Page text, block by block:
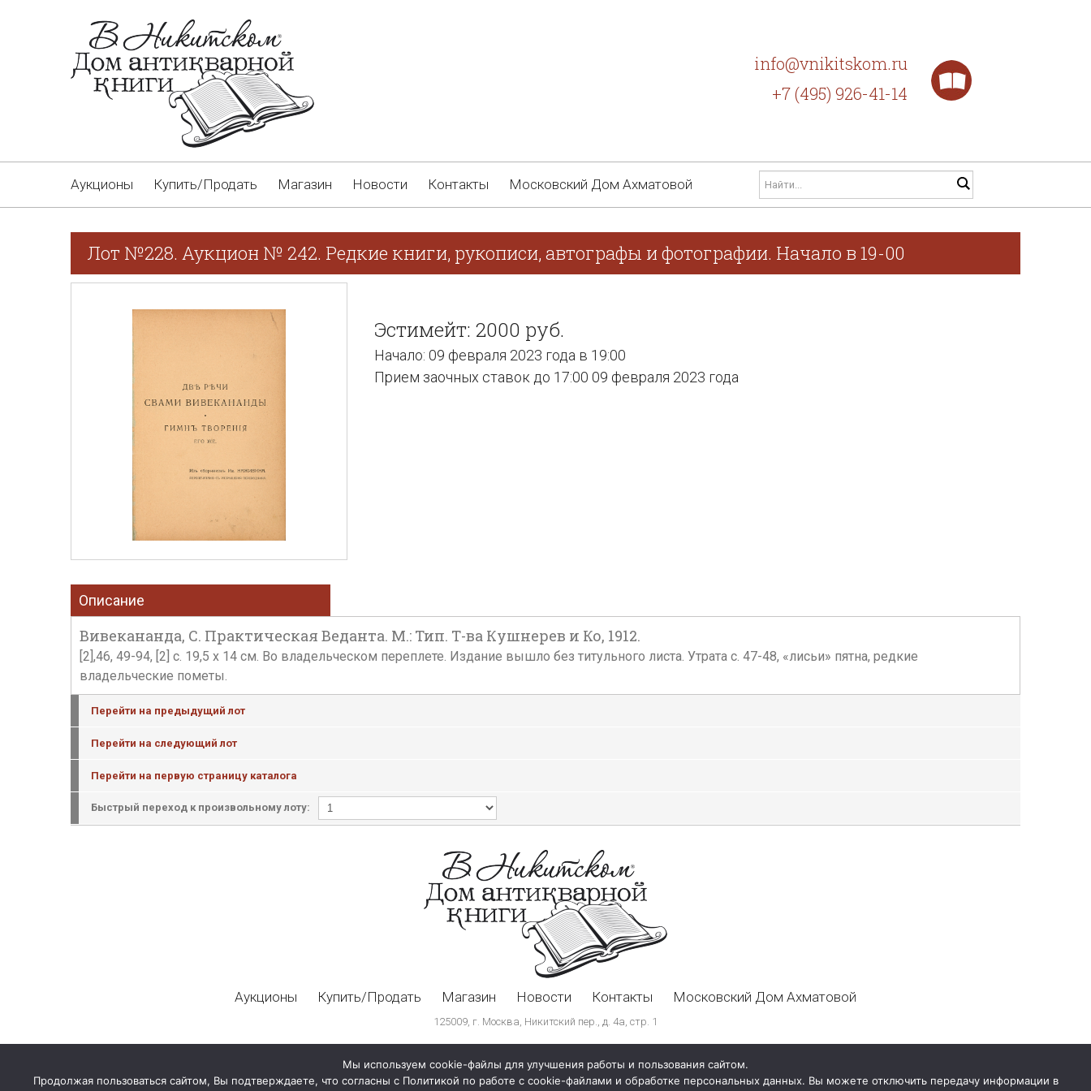
info@vnikitskom.ru
+7 (495) 926-41-14
Аукционы Купить/Продать Магазин Новости Контакты Московский Дом Ахматовой
Лот №228. Аукцион № 242. Редкие книги, рукописи, автографы и фотографии. Начало в 19-00
Эстимейт: 2000 руб.
Начало: 09 февраля 2023 года в 19:00
Прием заочных ставок до 17:00 09 февраля 2023 года
Описание
Вивекананда, С. Практическая Веданта. М.: Тип. Т-ва Кушнерев и Ко, 1912.
[2],46, 49-94, [2] с. 19,5 х 14 см. Во владельческом переплете. Издание вышло без титульного листа. Утрата с. 47-48, «лисьи» пятна, редкие
владельческие пометы.
Перейти на предыдущий лот
Перейти на следующий лот
Перейти на первую страницу каталога
Быстрый переход к произвольному лоту:
Аукционы Купить/Продать Магазин Новости Контакты Московский Дом Ахматовой
125009, г. Москва, Никитский пер., д. 4а, стр. 1
Мы используем cookie-файлы для улучшения работы и пользования сайтом.
Продолжая пользоваться сайтом, Вы подтверждаете, что согласны с Политикой по работе с cookie-файлами и обработке персональных данных. Вы можете отключить передачу информации в